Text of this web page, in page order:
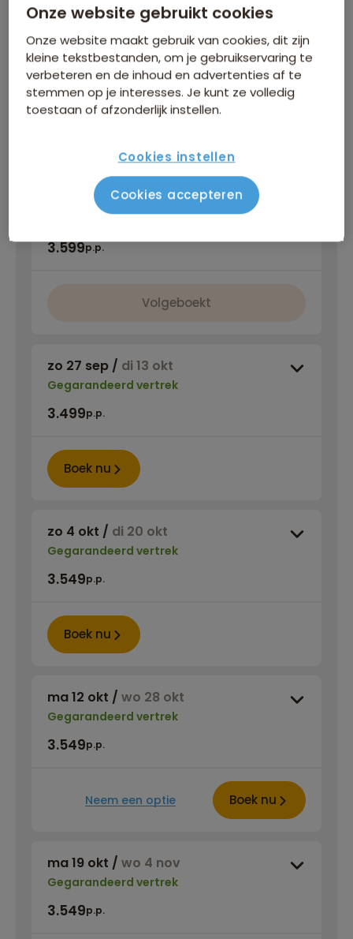
vr 4 sep /zo 20 sep
Gegarandeerd vertrek
3.599p.p.
za 19 sep /ma 5 okt
Gegarandeerd vertrek
3.599p.p.
Volgeboekt
zo 27 sep / di 13 okt
Gegarandeerd vertrek
3.499p.p.
Boek nu
zo 4 okt / di 20 okt
Gegarandeerd vertrek
3.549p.p.
Boek nu
ma 12 okt / wo 28 okt
Gegarandeerd vertrek
3.549p.p.
Neem een optie Boek nu
ma 19 okt / wo 4 nov
Gegarandeerd vertrek
3.549p.p.
Onze website gebruikt cookies
Onze website maakt gebruik van cookies, dit zijn
kleine tekstbestanden, om je gebruikservaring te
verbeteren en de inhoud en advertenties af te
stemmen op je interesses. Je kunt ze volledig
toestaan of afzonderlijk instellen.
Cookies instellen
Cookies accepteren